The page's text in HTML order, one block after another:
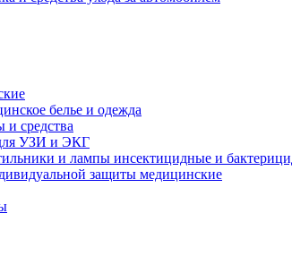
белье и одежда
и средства
УЗИ и ЭКГ
и лампы инсектицидные и
защиты медицинские